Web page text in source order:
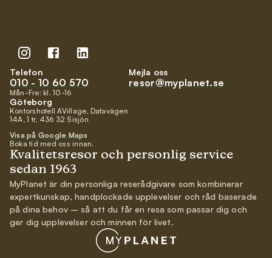
Telefon
010 - 10 60 570
Mån-Fre: kl. 10-16
Mejla oss
resor@myplanet.se
Kvalitetsresor och personlig service
sedan 1963
MyPlanet är din personliga reserådgivare som kombinerar
expertkunskap, handplockade upplevelser och råd baserade
på dina behov – så att du får en resa som passar dig och
ger dig upplevelser och minnen för livet.
Göteborg
Kontorshotell AVillage, Datavägen
14A, 1 tr, 436 32 Sisjön
Visa på Google Maps
Boka tid med oss innan.